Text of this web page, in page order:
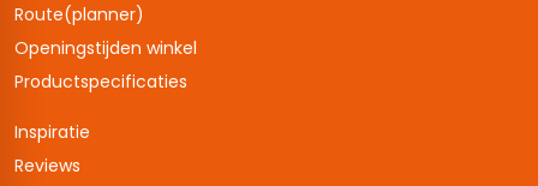
Route(planner)
Openingstijden winkel
Productspecificaties
Inspiratie
Reviews